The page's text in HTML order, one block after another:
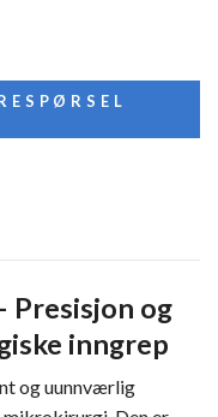
Presisjon og
inngrep
og uunnværlig